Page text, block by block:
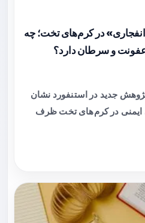
در کرم‌های تخت؛ چه
عفونت و سرطان دارد؟
جدید در استنفورد نشان
در کرم‌های تخت ظرف